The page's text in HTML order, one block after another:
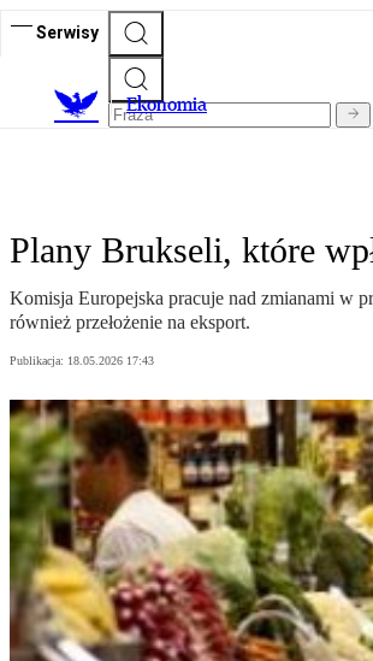
Serwisy
Ekonomia
Plany Brukseli, które
Komisja Europejska pracuje nad zmianami w
również przełożenie na eksport.
Publikacja: 18.05.2026 17:43